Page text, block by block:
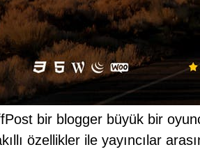
bir blogger büyük bir
özellikler ile yayıncılar